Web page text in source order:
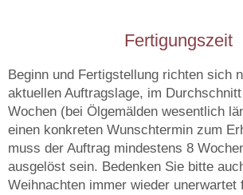
Fertigungszeit
Beginn und Fertigstellung richten sich
aktuellen Auftragslage, im
Wochen (bei Ölgemälden wesentlich
einen konkreten Wunschtermin zum
muss der Auftrag mindestens 8
ausgelöst sein. Bedenken Sie bitte
Weihnachten immer wieder unerwartet